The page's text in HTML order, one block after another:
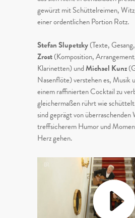
gewürzt mit Schüttelreimen,
einer ordentlichen Portion Rotz.
Stefan Slupetzky(Texte,
Zrost(Komposition,
Klarinetten) undMichael Kunz
Nasenflöte) verstehen es, Musik
einem raffinierten Cocktail zu
gleichermaßen rührt wie
sind geprägt von überraschenden
treffsicherem Humor und
Herz gehen.